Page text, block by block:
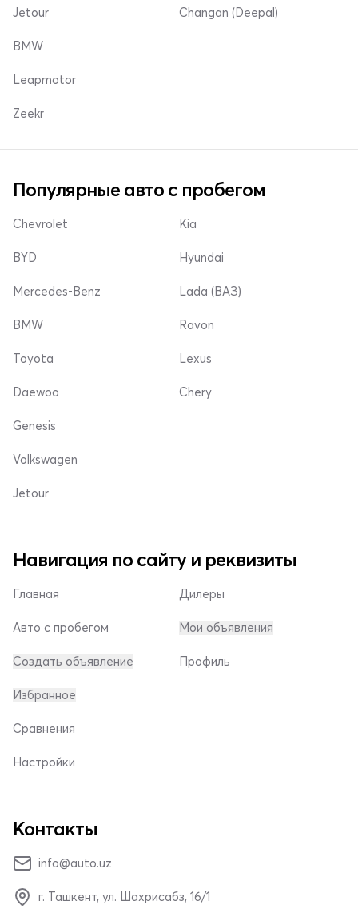
Jetour Changan (Deepal)
BMW
Leapmotor
Zeekr
Популярные авто с пробегом
Chevrolet
BYD
Mercedes-Benz
Kia
Hyundai
Lada (ВАЗ)
BMW
Toyota
Daewoo
Ravon
Lexus
Chery
Genesis
Volkswagen
Jetour
Навигация по сайту и реквизиты
Главная
Авто с пробегом
Создать объявление
Дилеры
Мои объявления
Профиль
Избранное
Сравнения
Настройки
Контакты
info@auto.uz
г. Ташкент, ул. Шахрисабз, 16/1